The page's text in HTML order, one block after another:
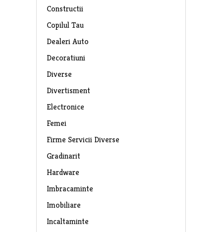
Constructii
Copilul Tau
Dealeri Auto
Decoratiuni
Diverse
Divertisment
Electronice
Femei
Firme Servicii Diverse
Gradinarit
Hardware
Imbracaminte
Imobiliare
Incaltaminte